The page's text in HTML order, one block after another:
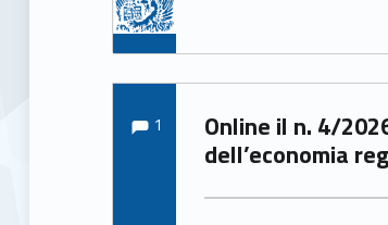
Online il n. 4/2026 Barometro
dell’economia
Comments:1